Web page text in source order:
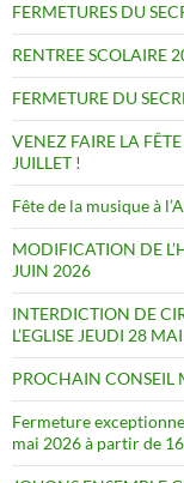
FERMETURES DU
RENTREE SCOLAIRE
FERMETURE DU
VENEZ FAIRE LA
JUILLET !
Fête de la musique à
MODIFICATION DE
JUIN 2026
INTERDICTION DE
L’EGLISE JEUDI 28
PROCHAIN CONSEIL
Fermeture
mai 2026 à partir de